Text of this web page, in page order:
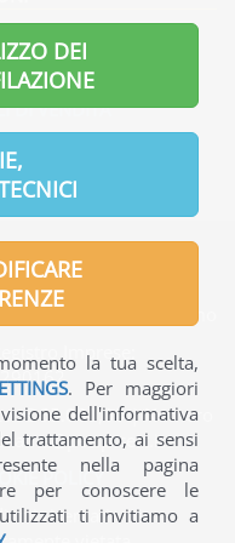
UTILI
DI VENDITA
Via Verdi, 7 - 24121
Imprese di Bergamo
Imprese:
€ 65.000,00 | Numero
POLICY
riservati - La
DEI
la tua scelta,
. Per maggiori
dell'informativa
trattamento, ai sensi
nella pagina
per conoscere le
ti invitiamo a